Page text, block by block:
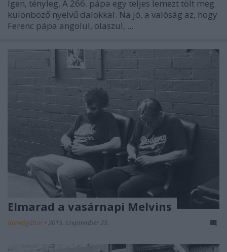
Igen, tényleg. A 266. pápa egy teljes lemezt tölt meg
különböző nyelvű dalokkal. Na jó, a valóság az, hogy
Ferenc pápa angolul, olaszul, ...
Elmarad a vasárnapi Melvins
dankógábor • 2015. szeptember 25.